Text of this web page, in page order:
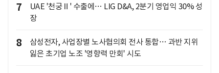
7
UAE '천궁Ⅱ' 수출에… LIG D&A, 2분기 영업익 30% 성
장
8
삼성전자, 사업장별 노사협의회 전사 통합… 과반 지위
잃은 초기업 노조 '영향력 만회' 시도